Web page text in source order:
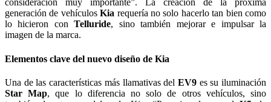
consideración muy importante”. La creación de la próxima
generación de vehículosKia requería no solo hacerlo tan bien como
lo hicieron conTelluride, sino también mejorar e impulsar la
imagen de la marca.
Elementos clave del nuevo diseño de Kia
Una de las características más llamativas del EV9es su iluminación
Star Map, que lo diferencia no solo de otros vehículos, sino